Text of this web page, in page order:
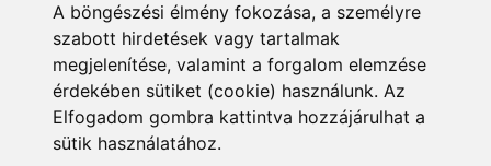
A böngészési élmény fokozása, a személyre
szabott hirdetések vagy tartalmak
megjelenítése, valamint a forgalom elemzése
érdekében sütiket (cookie) használunk. Az
Elfogadom gombra kattintva hozzájárulhat a
sütik használatához.
Cím:
6400 Kiskunhalas, Széchenyi út 49.